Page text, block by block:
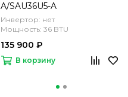
A/SAU36U5-A
Инвертор: нет
Мощность: 36 BTU
135 900 ₽
В корзину